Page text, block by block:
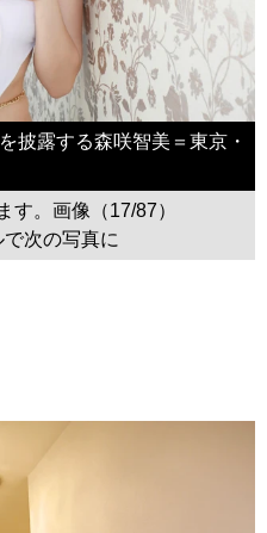
披露する森咲智美＝東京・
す。画像（17/87）
次の写真に